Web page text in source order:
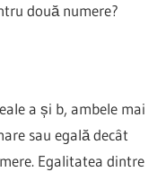
două numere?
a și b, ambele mai
sau egală decât
Egalitatea dintre